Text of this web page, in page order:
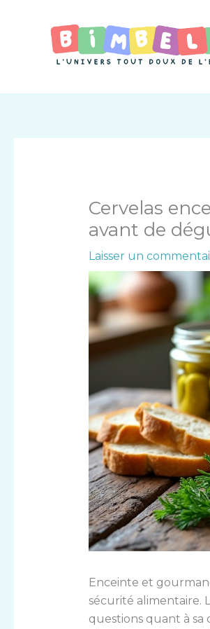
Cervelas
avant de
Laisser un
Enceinte et
sécurité alimentaire.
questions quant à sa